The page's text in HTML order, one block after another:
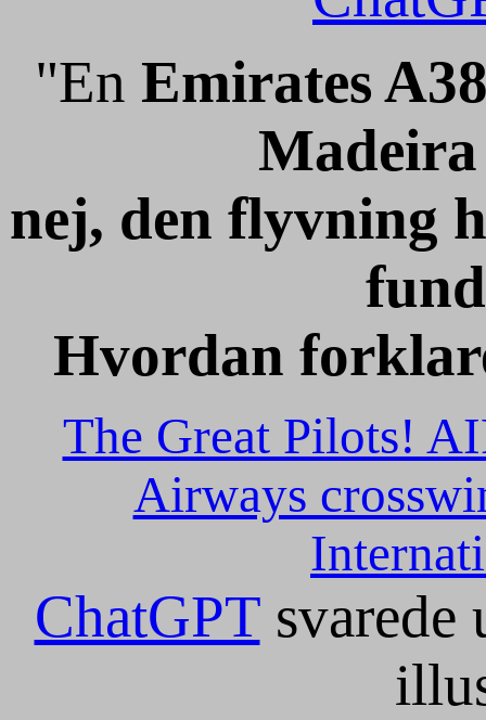
"En Emirates
Madeira
nej, den flyvning
Hvordan
The Great Pilots!
Airways
ChatGPTsvarede